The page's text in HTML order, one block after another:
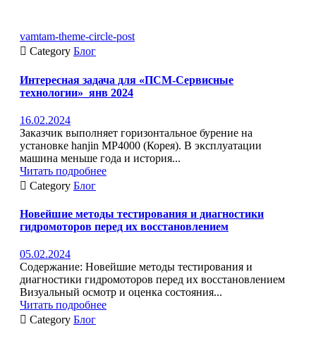
vamtam-theme-circle-post
 Category Блог
Интересная задача для «ПСМ-Сервисные
технологии»_янв 2024
16.02.2024
Заказчик выполняет горизонтальное бурение на
установке hanjin MP4000 (Корея). В эксплуатации
машина меньше года и история...
Читать подробнее
 Category Блог
Новейшие методы тестирования и диагностики
гидромоторов перед их восстановлением
05.02.2024
Содержание: Новейшие методы тестирования и
диагностики гидромоторов перед их восстановлением
Визуальный осмотр и оценка состояния...
Читать подробнее
 Category Блог